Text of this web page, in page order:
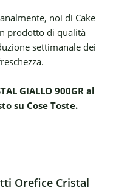
noi di Cake
prodotto di qualità
settimanale dei
GIALLO 900GR al
su Cose Toste.
Orefice Cristal